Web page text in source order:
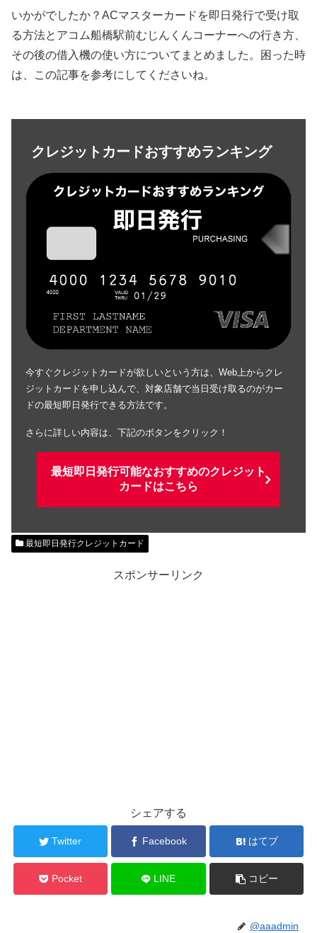
いかがでしたか？ACマスターカードを即日発行で受け取
る方法とアコム船橋駅前むじんくんコーナーへの行き方、
その後の借入機の使い方についてまとめました。困った時
は、この記事を参考にしてくださいね。
クレジットカードおすすめランキング
今すぐクレジットカードが欲しいという方は、Web上からクレ
ジットカードを申し込んで、対象店舗で当日受け取るのがカー
ドの最短即日発行できる方法です。
さらに詳しい内容は、下記のボタンをクリック！
最短即日発行可能なおすすめのクレジット
カードはこちら
最短即日発行クレジットカード
スポンサーリンク
シェアする
Twitter Facebook はてブ
Pocket LINE コピー
@aaadmin